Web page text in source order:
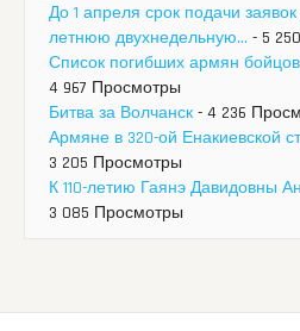
До 1 апреля срок подачи заявок
летнюю двухнедельную... - 5
Список погибших армян
4 967 Просмотры
Битва за Волчанск - 4 236
Армяне в 320-ой Енакиевской
3 205 Просмотры
К 110-летию Гаянэ Давидовны
3 085 Просмотры